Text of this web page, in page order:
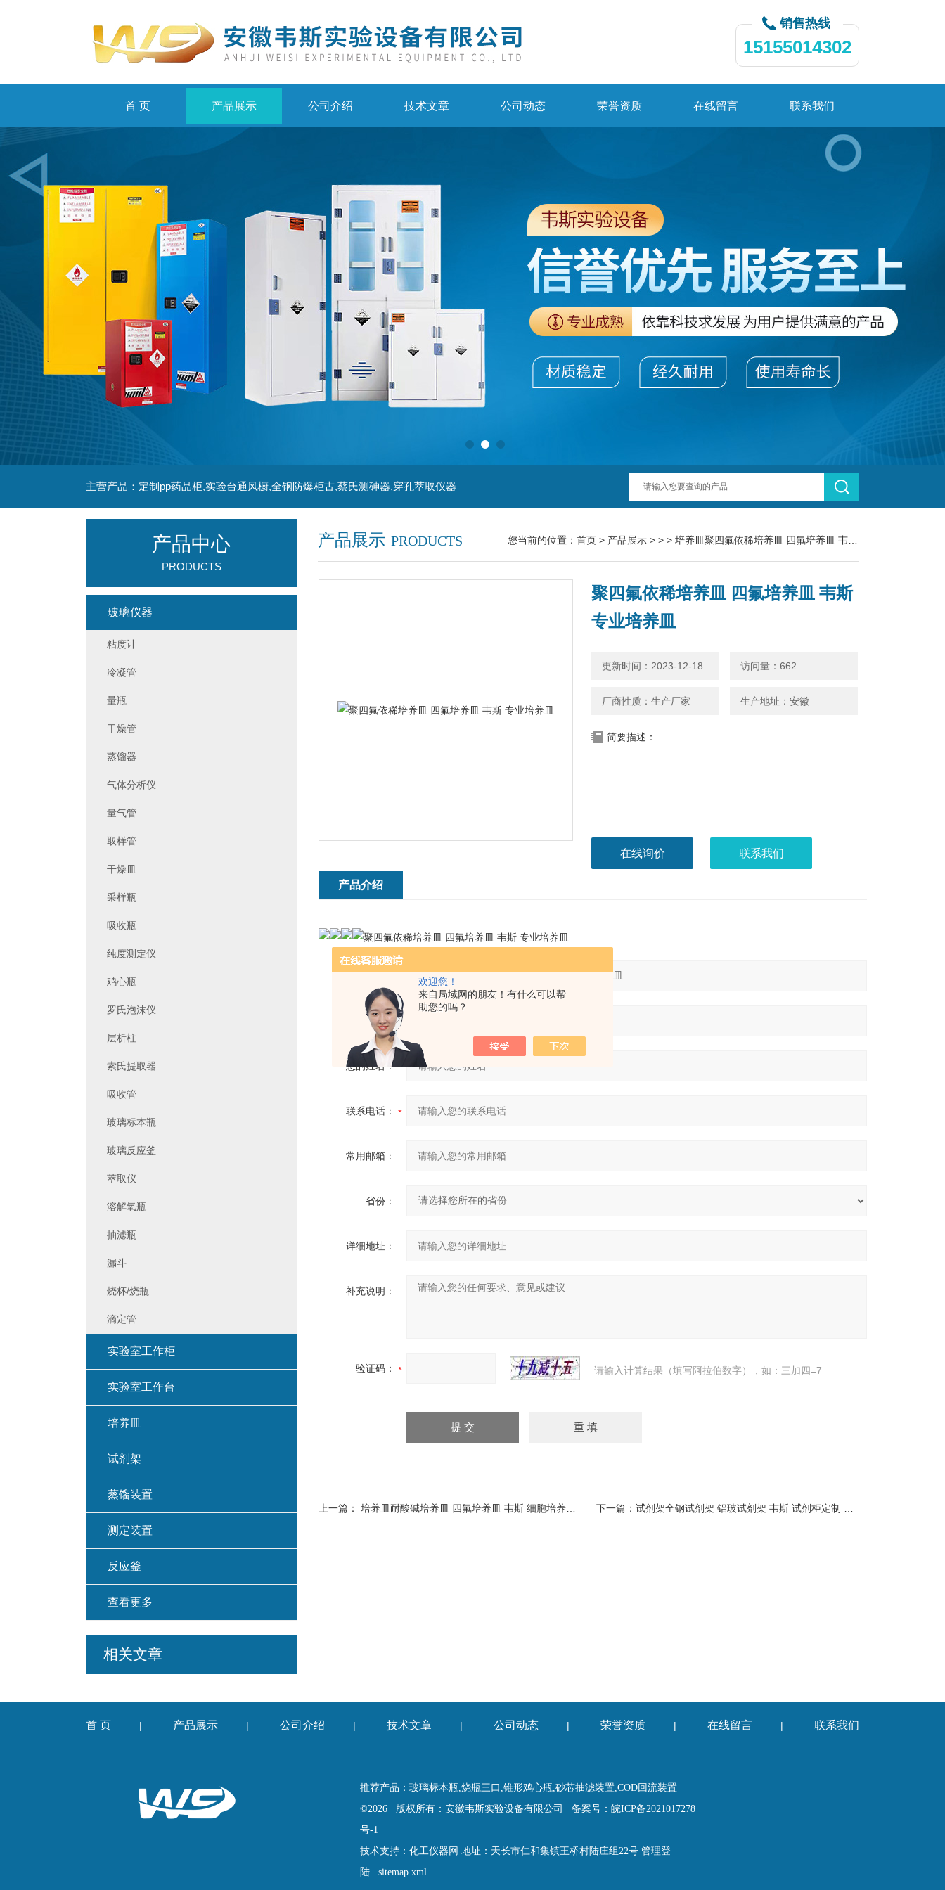
欢迎您！
来自局域网的朋友！有什么可以帮
助您的吗？
销售热线
15155014302
首 页 产品展示 公司介绍 技术文章 公司动态 荣誉资质 在线留言 联系我们
主营产品：定制pp药品柜,实验台通风橱,全钢防爆柜古,蔡氏测砷器,穿孔萃取仪器
产品展示 PRODUCTS 您当前的位置： 首页 > 产品展示 > > > 培养皿聚四氟依稀培养皿 四氟培养皿 韦斯 专业培养皿
聚四氟依稀培养皿 四氟培养皿 韦斯
专业培养皿
更新时间：2023-12-18 访问量：662
厂商性质：生产厂家 生产地址：安徽
简要描述：
在线询价 联系我们
产品介绍
聚四氟依稀培养皿 四氟培养皿 韦斯 专业培养皿
您的单位：
您的姓名：
联系电话：
常用邮箱：
省份：
详细地址：
补充说明：
验证码： 请输入计算结果（填写阿拉伯数字），如：三加四=7
上一篇： 培养皿耐酸碱培养皿 四氟培养皿 韦斯 细胞培养皿 各种规格 下一篇： 试剂架全钢试剂架 铝玻试剂架 韦斯 试剂柜定制 生产厂家
产品中心
PRODUCTS
玻璃仪器
粘度计
冷凝管
量瓶
干燥管
蒸馏器
气体分析仪
量气管
取样管
干燥皿
采样瓶
吸收瓶
纯度测定仪
鸡心瓶
罗氏泡沫仪
层析柱
索氏提取器
吸收管
玻璃标本瓶
玻璃反应釜
萃取仪
溶解氧瓶
抽滤瓶
漏斗
烧杯/烧瓶
滴定管
实验室工作柜
实验室工作台
培养皿
试剂架
蒸馏装置
测定装置
反应釜
查看更多
相关文章
首 页 | 产品展示 | 公司介绍 | 技术文章 | 公司动态 | 荣誉资质 | 在线留言 | 联系我们
推荐产品：玻璃标本瓶,烧瓶三口,锥形鸡心瓶,砂芯抽滤装置,COD回流装置
©2026 版权所有：安徽韦斯实验设备有限公司 备案号：皖ICP备2021017278
号-1
技术支持： 化工仪器网 地址：天长市仁和集镇王桥村陆庄组22号 管理登
陆
sitemap.xml